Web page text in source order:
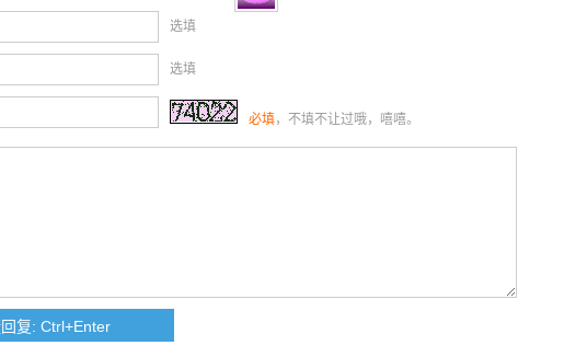
选填
选填
必填，不填不让过哦，嘻嘻。